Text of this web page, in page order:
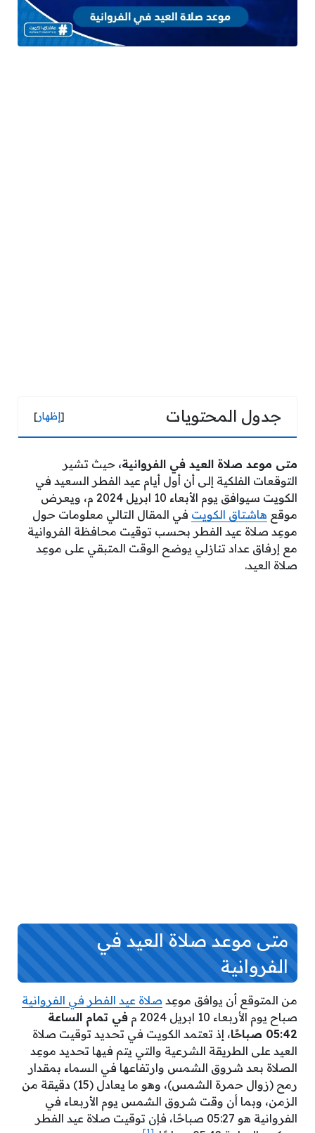
جدول المحتويات [إظهار]
متى موعد صلاة العيد في الفروانية، حيث تشير
التوقعات الفلكية إلى أن أول أيام عيد الفطر السعيد في
الكويت سيوافق يوم الأبعاء 10 ابريل 2024 م، ويعرض
موقع هاشتاق الكويت في المقال التالي معلومات حول
موعِد صلاة عيد الفطر بحسب توقيت محافظة الفروانية
مع إرفاق عداد تنازلي يوضح الوقت المتبقي على موعِد
صلاة العيد.
متى موعد صلاة العيد في
الفروانية
من المتوقع أن يوافق موعِد صلاة عيد الفطر في الفروانية
صباح يوم الأربعاء 10 ابريل 2024 م
في تمام الساعة
05:42 صباحًا
، إذ تعتمد الكويت في تحديد توقيت صلاة
العيد على الطريقة الشرعية والتي يتم فيها تحديد موعِد
الصلاة بعد شروق الشمس وارتفاعها في السماء بمقدار
رمح (زوال حمرة الشمس)، وهو ما يعادل (15) دقيقة من
الزمن، وبما أن وقت شروق الشمس يوم الأربعاء في
الفروانية هو 05:27 صباحًا، فإن توقيت صلاة عيد الفطر